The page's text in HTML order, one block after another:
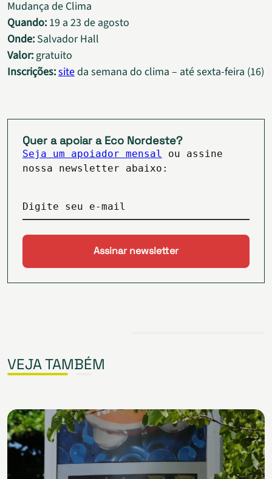
Mudança de Clima
Quando: 19 a 23 de agosto
Onde: Salvador Hall
Valor:gratuito
Inscrições:siteda semana do clima – até sexta-feira (16)
Quer a apoiar a Eco Nordeste?
Seja um apoiador mensal
ou assine
nossa newsletter abaixo:
Digite seu e-mail
VEJA TAMBÉM